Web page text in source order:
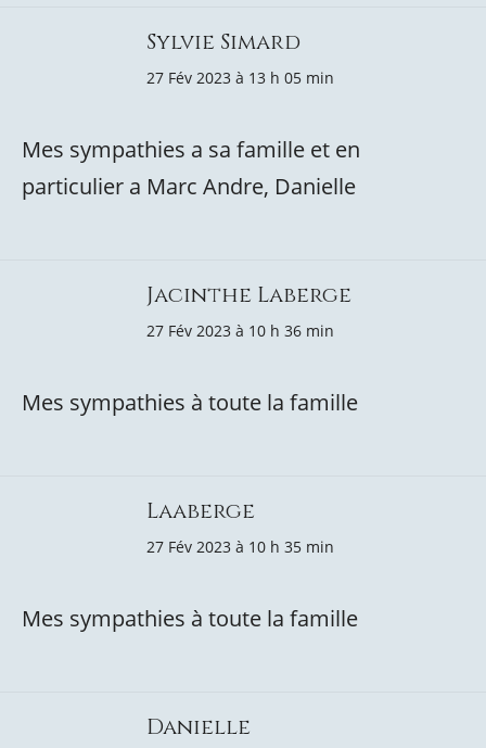
Sylvie Simard
27 Fév 2023 à 13 h 05 min
Mes sympathies a sa famille et en
particulier a Marc Andre, Danielle
Jacinthe Laberge
27 Fév 2023 à 10 h 36 min
Mes sympathies à toute la famille
Laaberge
27 Fév 2023 à 10 h 35 min
Mes sympathies à toute la famille
Danielle